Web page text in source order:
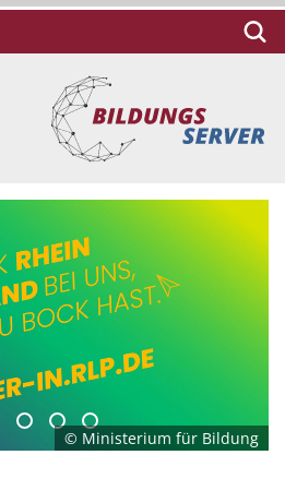
© Ministerium für Bildung